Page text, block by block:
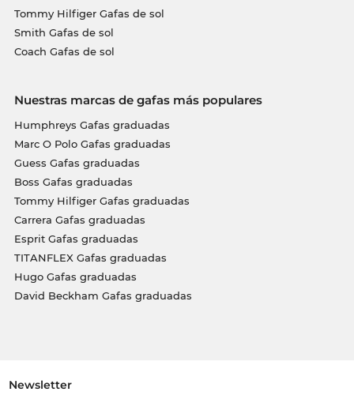
Tommy Hilfiger Gafas de sol
Smith Gafas de sol
Coach Gafas de sol
Nuestras marcas de gafas más populares
Humphreys Gafas graduadas
Marc O Polo Gafas graduadas
Guess Gafas graduadas
Boss Gafas graduadas
Tommy Hilfiger Gafas graduadas
Carrera Gafas graduadas
Esprit Gafas graduadas
TITANFLEX Gafas graduadas
Hugo Gafas graduadas
David Beckham Gafas graduadas
Newsletter